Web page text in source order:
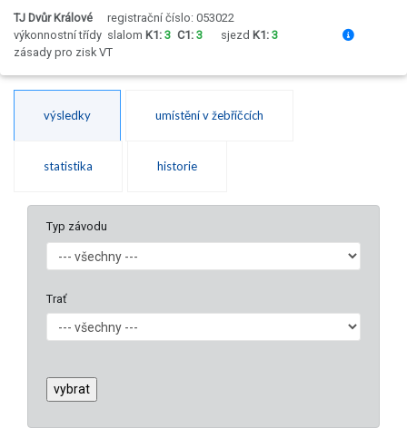
TJ Dvůr Králové
registrační číslo: 053022
výkonnostní třídy slalom K1: 3 C1: 3 sjezd K1: 3
zásady pro zisk VT
výsledky umístění v žebříčcích
statistika historie
Typ závodu
Trať